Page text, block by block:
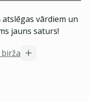
atslēgas vārdiem un
jauns saturs!